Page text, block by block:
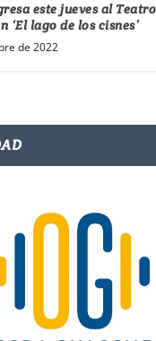
este jueves al
‘El lago de los cisnes’
de 2022